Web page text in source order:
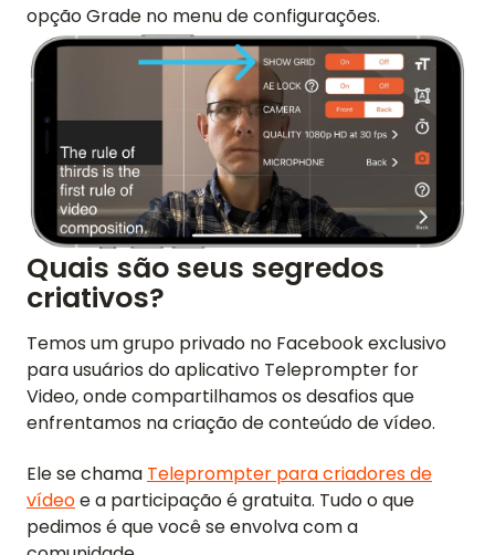
VÍDEO
SUPORTE
GUIAS E PERGUNTAS FREQUENTES
ESQUECI MINHA SENHA
ENTRE EM CONTATO
BLOG
ENGLISHGERMANFRENCH SPANISH ITALIANPORTUGUESE
opção Grade no menu de configurações.
Quais são seus segredos
criativos?
Temos um grupo privado no Facebook exclusivo
para usuários do aplicativo Teleprompter for
Video, onde compartilhamos os desafios que
enfrentamos na criação de conteúdo de vídeo.
Ele se chama Teleprompter para criadores de
vídeoe a participação é gratuita. Tudo o que
pedimos é que você se envolva com a